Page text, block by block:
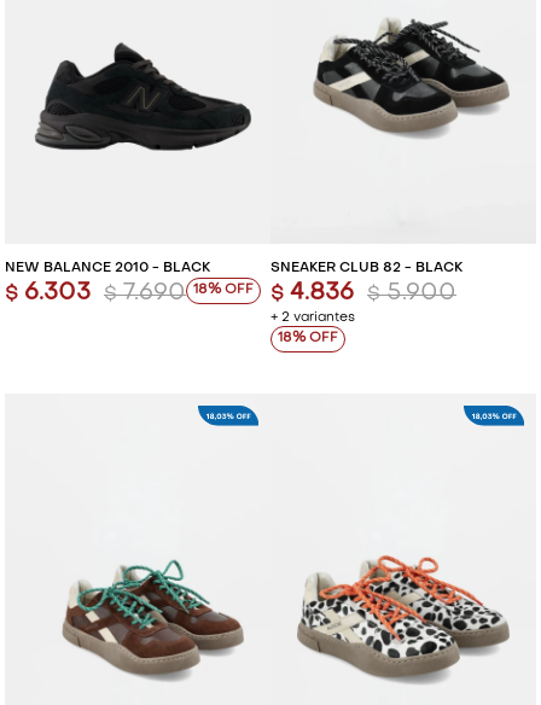
NEW BALANCE 2010 - BLACK
$ 6.303 $ 7.690 18
SNEAKER CLUB 82 - BLACK
+ 2 variantes
$ 4.836 $ 5.900
18